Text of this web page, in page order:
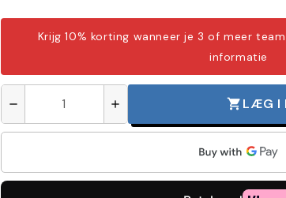
Krijg 10% korting wanneer je 3 of meer
informatie
remove add shopping_cart LÆG I